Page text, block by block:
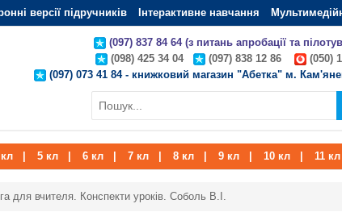
версії підручників Інтерактивне навчання
(097) 837 84 64 (з питань апробації та
(098) 425 34 04
(097) 838 12 86
(050)
(097) 073 41 84 - книжковий магазин "Абетка" м.
5 кл 6 кл 7 кл 8 кл 9 кл 10 кл 11 кл
для вчителя. Конспекти уроків. Соболь В.І.